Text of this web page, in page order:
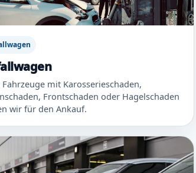
Fahrzeuge mit Karosserieschaden,
Frontschaden oder Hagelschaden
wir für den Ankauf.